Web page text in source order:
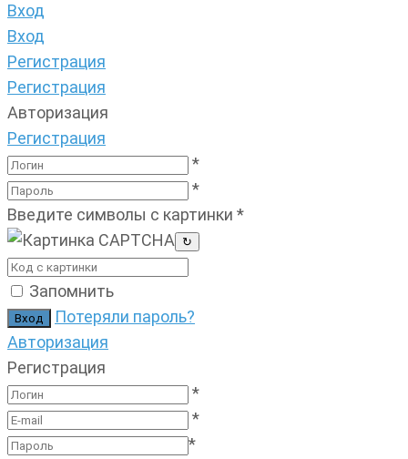
Вход
Вход
Регистрация
Регистрация
Авторизация
Регистрация
*
*
Введите символы с картинки *
↻
Запомнить
Потеряли пароль?
Авторизация
Регистрация
*
*
*